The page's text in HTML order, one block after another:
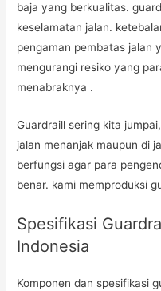
baja yang berkualitas.
keselamatan jalan.
pengaman pembatas jalan
mengurangi resiko yang
menabraknya .
Guardraill sering kita
jalan menanjak maupun di
berfungsi agar para
benar. kami memproduksi
Spesifikasi
Indonesia
Komponen dan spesifikasi